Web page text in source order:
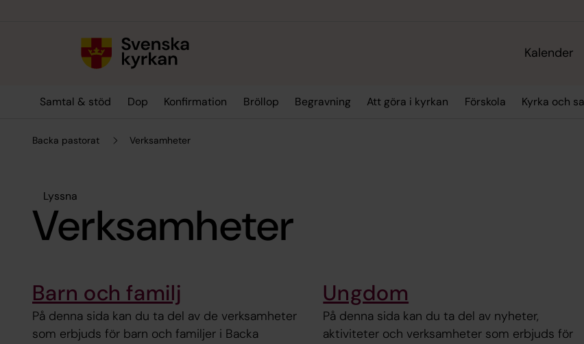
Kalender
Samtal & stöd Dop Konfirmation Bröllop Begravning Att göra i kyrkan Förskola Kyrka och
Backa pastorat Verksamheter
Lyssna
Verksamheter
Barn och familj
På denna sida kan du ta del av de verksamheter
som erbjuds för barn och familjer i Backa
Ungdom
På denna sida kan du ta del av nyheter,
aktiviteter och verksamheter som erbjuds för